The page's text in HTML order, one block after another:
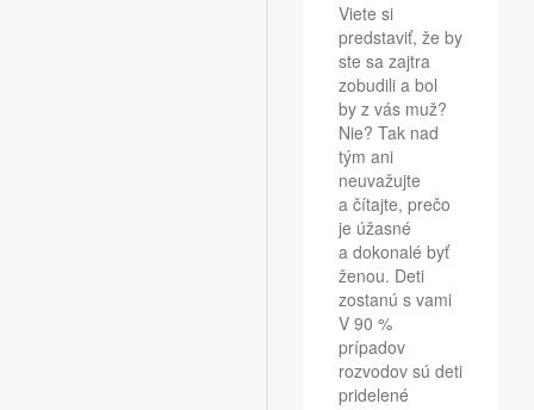
Viete si
predstaviť, že by
ste sa zajtra
zobudili a bol
by z vás muž?
Nie? Tak nad
tým ani
neuvažujte
a čítajte, prečo
je úžasné
a dokonalé byť
ženou. Deti
zostanú s vami
V 90 %
prípadov
rozvodov sú deti
pridelené